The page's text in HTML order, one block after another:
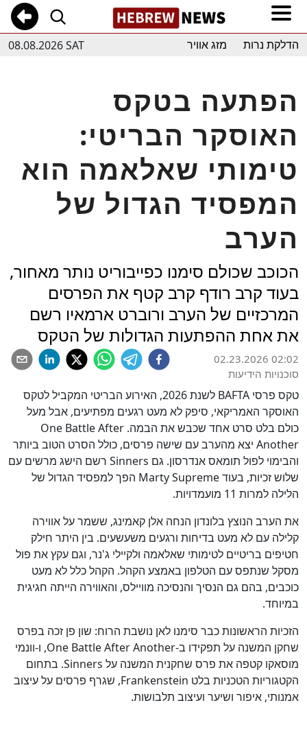
08.08.2026 SAT הדלקת נרות מזג אוויר
הפתעה בטקס
האוסקר הבריטי:
טימותי שאלאמה הוא
המפסיד הגדול של
הערב
הכוכב שכולם סימנו כפייבוריט נותר מאחור,
בעוד קרב רודף קרב קטף את הפרסים
המרכזיים של הערב ורוברט ארמאיו רשם
את אחת ההפתעות הגדולות של הטקס
02.23.2026 02:02
סוכנויות הידיעות
טקס פרסי BAFTA לשנת 2026, האירוע הבריטי המקביל לטקס
האוסקר האמריקאי, סיפק לא מעט רגעים מפתיעים, אבל מעל
כולם בלט סרט אחד שכבש את הבמה. One Battle After
Another יצא מהערב עם שישה פרסים, כולל הסרט הטוב ביותר
והבימוי לפול תומאס אנדרסון. גם Sinners רשם הישג מרשים עם
שלוש זכיות, בעוד Marty Supreme הפך למפסיד הגדול של
הלילה למרות 11 מועמדויות.
את הערב הנוצץ בלונדון הנחה אלן קאמינג, ששמר על אווירה
קלילה עם לא מעט בדיחות ורגעים משעשעים. בין היתר חילק
חטיפים בריטיים לטימותי שאלאמה ולקיילי ג'נר, וגם עקץ את פול
מסקל שנתפס עם הטלפון באמצע הקהל. הקהל כלל לא מעט
כוכבים, בהם גם הנסיך והנסיכה מוויילס, והאווירה הייתה חגיגית
במיוחד.
הזכיות הראשונות כבר סימנו לאן נושבת הרוח: שון פן זכה בפרס
שחקן המשנה על תפקידו ב-One Battle After Another, ו-וונמי
מוסאקו קטפה את פרס שחקנית המשנה על Sinners. בתחום
הקטגוריות הטכניות בלט Frankenstein, שגרף פרסים על עיצוב
אמנותי, איפור ושיער ועיצוב תלבושות.